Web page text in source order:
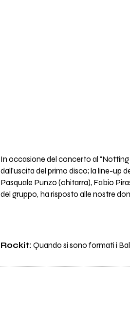
In occasione del concerto al
dall'uscita del primo disco; la line-up
Pasquale Punzo (chitarra), Fabio
del gruppo, ha risposto alle nostre
Rockit: Quando si sono formati i